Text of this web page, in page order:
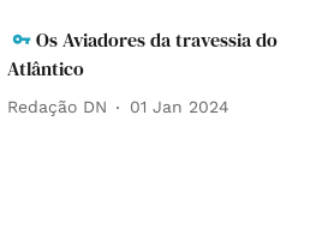
Os Aviadores da travessia do
Atlântico
Redação DN 01 Jan 2024